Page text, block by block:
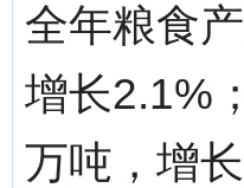
全年粮食
增长2.1%
万吨，增长